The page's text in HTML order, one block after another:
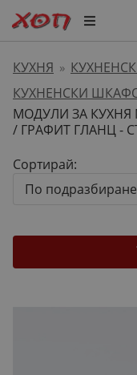
КУХНЯ »
КУХНЕНСКИ
МОДУЛИ ЗА КУХНЯ
/ ГРАФИТ ГЛАНЦ-
Сортирай:
По подразбиране